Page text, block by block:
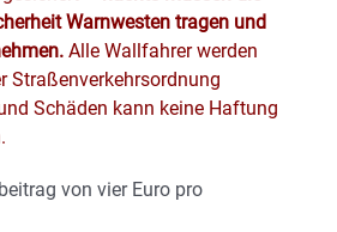
Warnwesten tragen und
Alle Wallfahrer werden
Straßenverkehrsordnung
Schäden kann keine Haftung
von vier Euro pro